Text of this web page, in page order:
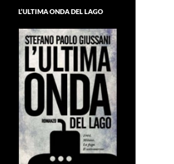
L’ULTIMA ONDA DEL LAGO